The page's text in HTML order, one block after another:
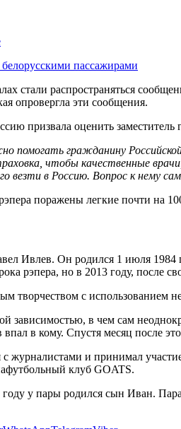
пассажирами
стали распространяться
опровергла эти сообщения.
призвала оценить
помогать гражданину
чтобы качественные
везти в Россию. Вопрос к нему
поражены легкие почти на
Ивлев. Он родился 1 июля 1984
рэпера, но в 2013 году, после
творчеством с использованием
зависимостью, в чем сам
в кому. Спустя месяц после
с журналистами и принимал
клуб GOATS.
у пары родился сын Иван. Пара